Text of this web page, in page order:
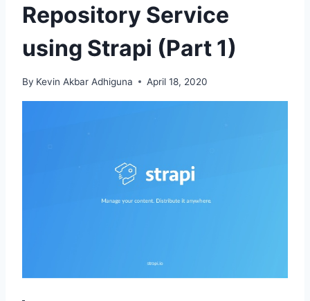
Repository Service
using Strapi (Part 1)
By Kevin Akbar Adhiguna April 18, 2020